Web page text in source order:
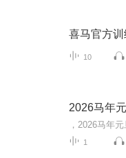
喜马官方
10
2026马年
1